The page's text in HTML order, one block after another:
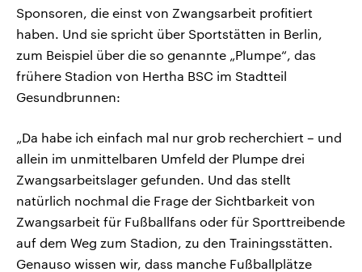
Sponsoren, die einst von Zwangsarbeit profitiert
haben. Und sie spricht über Sportstätten in Berlin,
zum Beispiel über die so genannte „Plumpe“, das
frühere Stadion von Hertha BSC im Stadtteil
Gesundbrunnen:
„Da habe ich einfach mal nur grob recherchiert – und
allein im unmittelbaren Umfeld der Plumpe drei
Zwangsarbeitslager gefunden. Und das stellt
natürlich nochmal die Frage der Sichtbarkeit von
Zwangsarbeit für Fußballfans oder für Sporttreibende
auf dem Weg zum Stadion, zu den Trainingsstätten.
Genauso wissen wir, dass manche Fußballplätze